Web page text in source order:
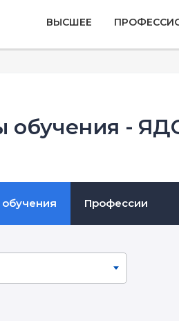
ВЫСШЕЕ
обучения -
Профессии